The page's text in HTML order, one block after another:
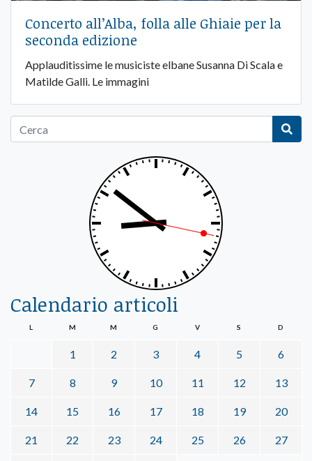
Concerto all’Alba, folla alle Ghiaie per la
seconda edizione
Applauditissime le musiciste elbane Susanna Di Scala e
Matilde Galli. Le immagini
Calendario articoli
L M M G V S D
1 2 3 4 5 6
7 8 9 10 11 12 13
14 15 16 17 18 19 20
21 22 23 24 25 26 27